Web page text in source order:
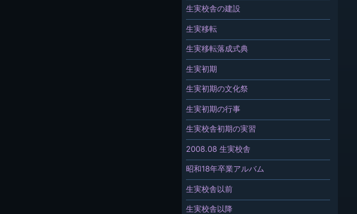
生実校舎の建設
生実移転
生実移転落成式典
生実初期
生実初期の文化祭
生実初期の行事
生実校舎初期の実習
2008.08 生実校舎
昭和18年卒業アルバム
生実校舎以前
生実校舎以降